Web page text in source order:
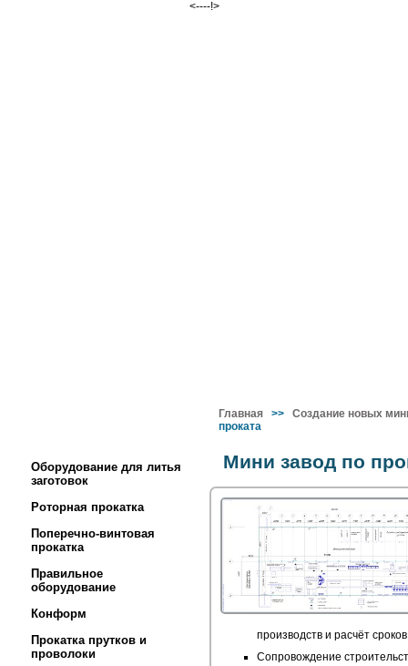
<----!>
Оборудование для литья
заготовок
Роторная прокатка
Поперечно-винтовая
прокатка
Правильное
оборудование
Конформ
Прокатка прутков и
проволоки
Главная >> Создание новых
проката
Мини завод по
производств и расчёт
Сопровождение